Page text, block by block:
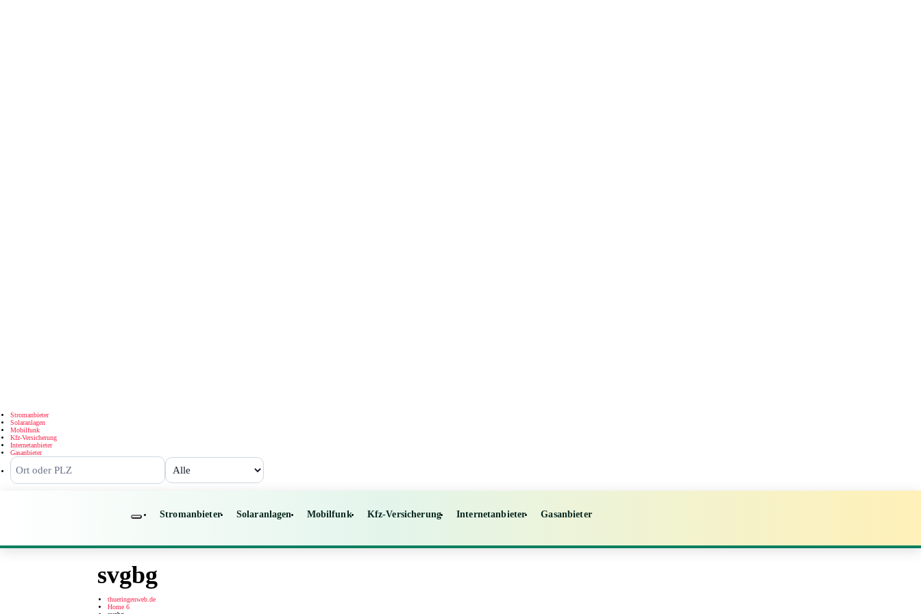
Stromanbieter
Solaranlagen
Mobilfunk
Kfz-Versicherung
Internetanbieter
Gasanbieter
Stromanbieter Solaranlagen Mobilfunk Kfz-Versicherung Internetanbieter Gasanbieter
svgbg
thueringenweb.de
Home 6